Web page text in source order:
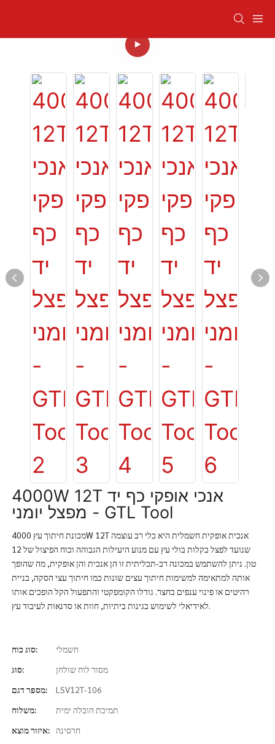
4000W 12T אנכי אופקי כף יד
מפצל יומני - GTL Tool
מכונת חיתוך עץ 4000W 12T אנכית אופקית חשמלית היא כלי רב עוצמה
שנועד לפצל בקלות בולי עץ עם מנוע היעילות הגבוהה וכוח הפיצול של 12
טון. ניתן להשתמש במכונה רב-תכליתית זו הן אנכית והן אופקית, מה שהופך
אותה למתאימה למשימות חיתוך עצים שונות כמו חיתוך עצי הסקה, בניית
רהיטים או פינוי ענפים בחצר. גודלו הקומפקטי והתפעול הקל הופכים אותו
לאידיאלי לשימוש בגינות ביתיות, חוות או סדנאות לעיבוד עץ.
סוג כוח:
חשמלי
סוּג:
מסור לוח שולחן
מספר דגם:
LSV12T-106
משלוח:
תמיכת הובלה ימית
איזור מוצא: חרסינה